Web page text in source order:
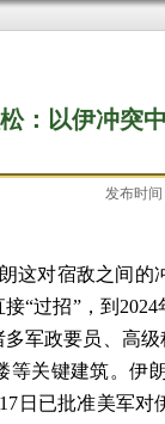
：以伊冲突
发布时
这对宿敌之间
接“过招”，到 2024
军政要员、高
等关键建筑。伊
17 日已批准美军对